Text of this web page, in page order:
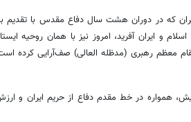
و ایران آفرید، امروز نیز با همان روحیه
معظم رهبری (مدظله العالی) صف‌آرایی کرده
همواره در خط مقدم دفاع از حریم ایران و